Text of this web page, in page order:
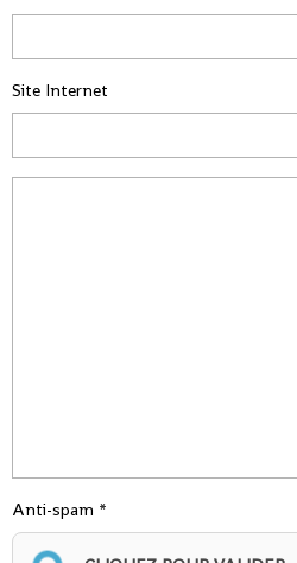
Site Internet
Anti-spam